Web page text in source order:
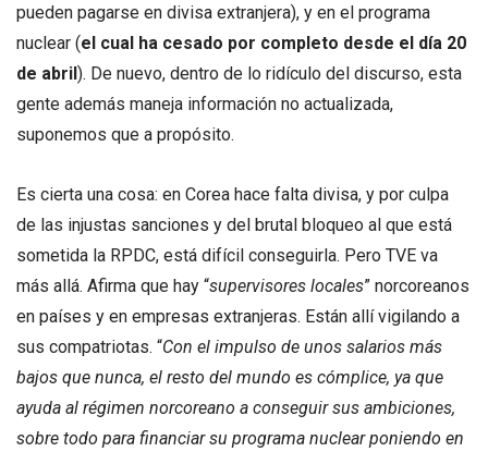
pueden pagarse en divisa extranjera), y en el programa
nuclear (el cual ha cesado por completo desde el día 20
de abril). De nuevo, dentro de lo ridículo del discurso, esta
gente además maneja información no actualizada,
suponemos que a propósito.
Es cierta una cosa: en Corea hace falta divisa, y por culpa
de las injustas sanciones y del brutal bloqueo al que está
sometida la RPDC, está difícil conseguirla. Pero TVE va
más allá. Afirma que hay “supervisores locales” norcoreanos
en países y en empresas extranjeras. Están allí vigilando a
sus compatriotas. “Con el impulso de unos salarios más
bajos que nunca, el resto del mundo es cómplice, ya que
ayuda al régimen norcoreano a conseguir sus ambiciones,
sobre todo para financiar su programa nuclear poniendo en